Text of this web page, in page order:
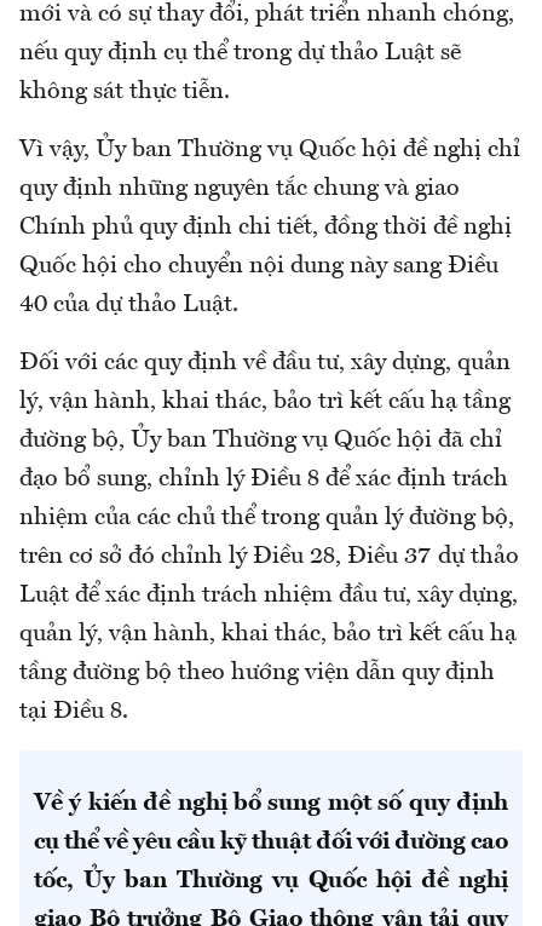
mới và có sự thay đổi, phát triển nhanh chóng,
nếu quy định cụ thể trong dự thảo Luật sẽ
không sát thực tiễn.
Vì vậy, Ủy ban Thường vụ Quốc hội đề nghị chỉ
quy định những nguyên tắc chung và giao
Chính phủ quy định chi tiết, đồng thời đề nghị
Quốc hội cho chuyển nội dung này sang Điều
40 của dự thảo Luật.
Đối với các quy định về đầu tư, xây dựng, quản
lý, vận hành, khai thác, bảo trì kết cấu hạ tầng
đường bộ, Ủy ban Thường vụ Quốc hội đã chỉ
đạo bổ sung, chỉnh lý Điều 8 để xác định trách
nhiệm của các chủ thể trong quản lý đường bộ,
trên cơ sở đó chỉnh lý Điều 28, Điều 37 dự thảo
Luật để xác định trách nhiệm đầu tư, xây dựng,
quản lý, vận hành, khai thác, bảo trì kết cấu hạ
tầng đường bộ theo hướng viện dẫn quy định
tại Điều 8.
Về ý kiến đề nghị bổ sung một số quy định
cụ thể về yêu cầu kỹ thuật đối với đường cao
tốc, Ủy ban Thường vụ Quốc hội đề nghị
giao Bộ trưởng Bộ Giao thông vận tải quy